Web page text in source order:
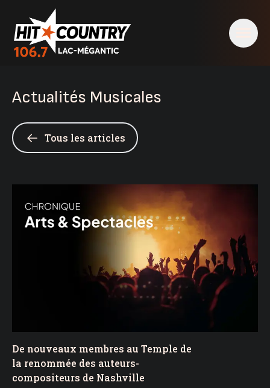
Actualités Musicales
Tous les articles
De nouveaux membres au Temple de
la renommée des auteurs-
compositeurs de Nashville